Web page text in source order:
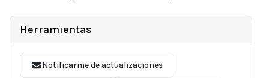
Herramientas
Notificarme de actualizaciones